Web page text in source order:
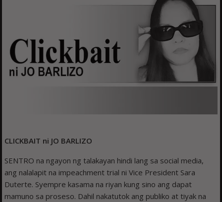
CLICKBAIT ni JO BARLIZO
SENTRO na ngayon ng talakayan hindi lang sa social media,
ang nalalapit na impeachment trial ni Vice President Sara
Duterte. Syempre kasama na riyan kung sino ang dapat
mamuno sa proseso. Dahil nakatutok ang publiko at tiyak na